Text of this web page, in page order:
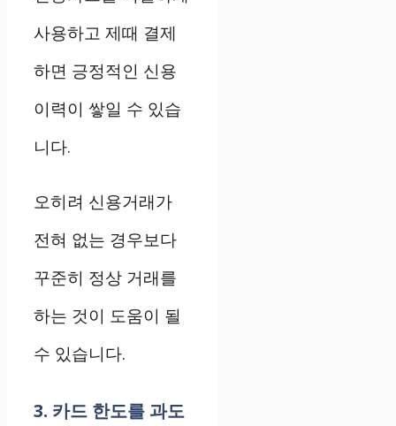
사용하고 제때 결제
하면 긍정적인 신용
이력이 쌓일 수 있습
니다.
오히려 신용거래가
전혀 없는 경우보다
꾸준히 정상 거래를
하는 것이 도움이 될
수 있습니다.
3. 카드 한도를 과도